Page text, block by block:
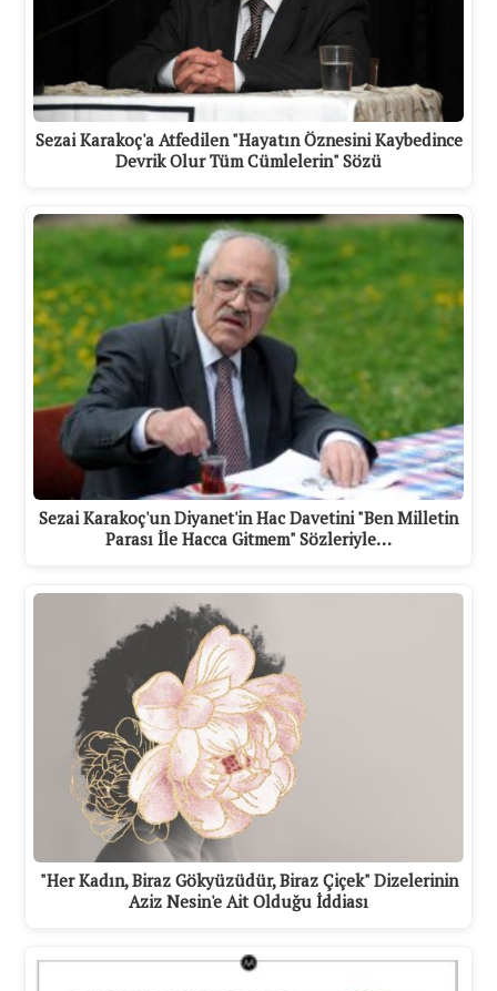
Sezai Karakoç'a Atfedilen "Hayatın Öznesini Kaybedince
Devrik Olur Tüm Cümlelerin" Sözü
Sezai Karakoç'un Diyanet'in Hac Davetini "Ben Milletin
Parası İle Hacca Gitmem" Sözleriyle…
"Her Kadın, Biraz Gökyüzüdür, Biraz Çiçek" Dizelerinin
Aziz Nesin'e Ait Olduğu İddiası